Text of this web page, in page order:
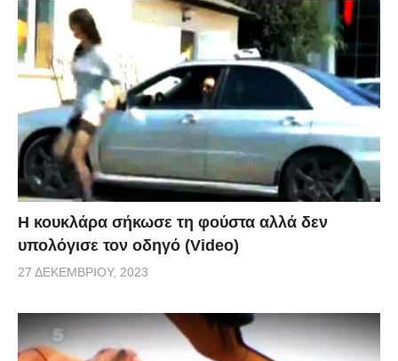
Η κουκλάρα σήκωσε τη φούστα αλλά δεν
υπολόγισε τον οδηγό (Video)
27 ΔΕΚΕΜΒΡΊΟΥ, 2023